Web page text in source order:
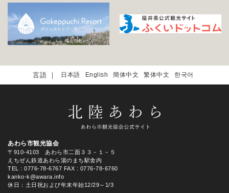
日本語 English 簡体中文 繁体中文 한국어
あわら市観光協会
〒910-4103 あわら市二面３３－１－５
えちぜん鉄道あわら湯のまち駅舎内
TEL
: 0776-78-6767 FAX : 0776-78-6760
kanko-k@awara.info
休日：土日祝および年末年始12/29～1/3